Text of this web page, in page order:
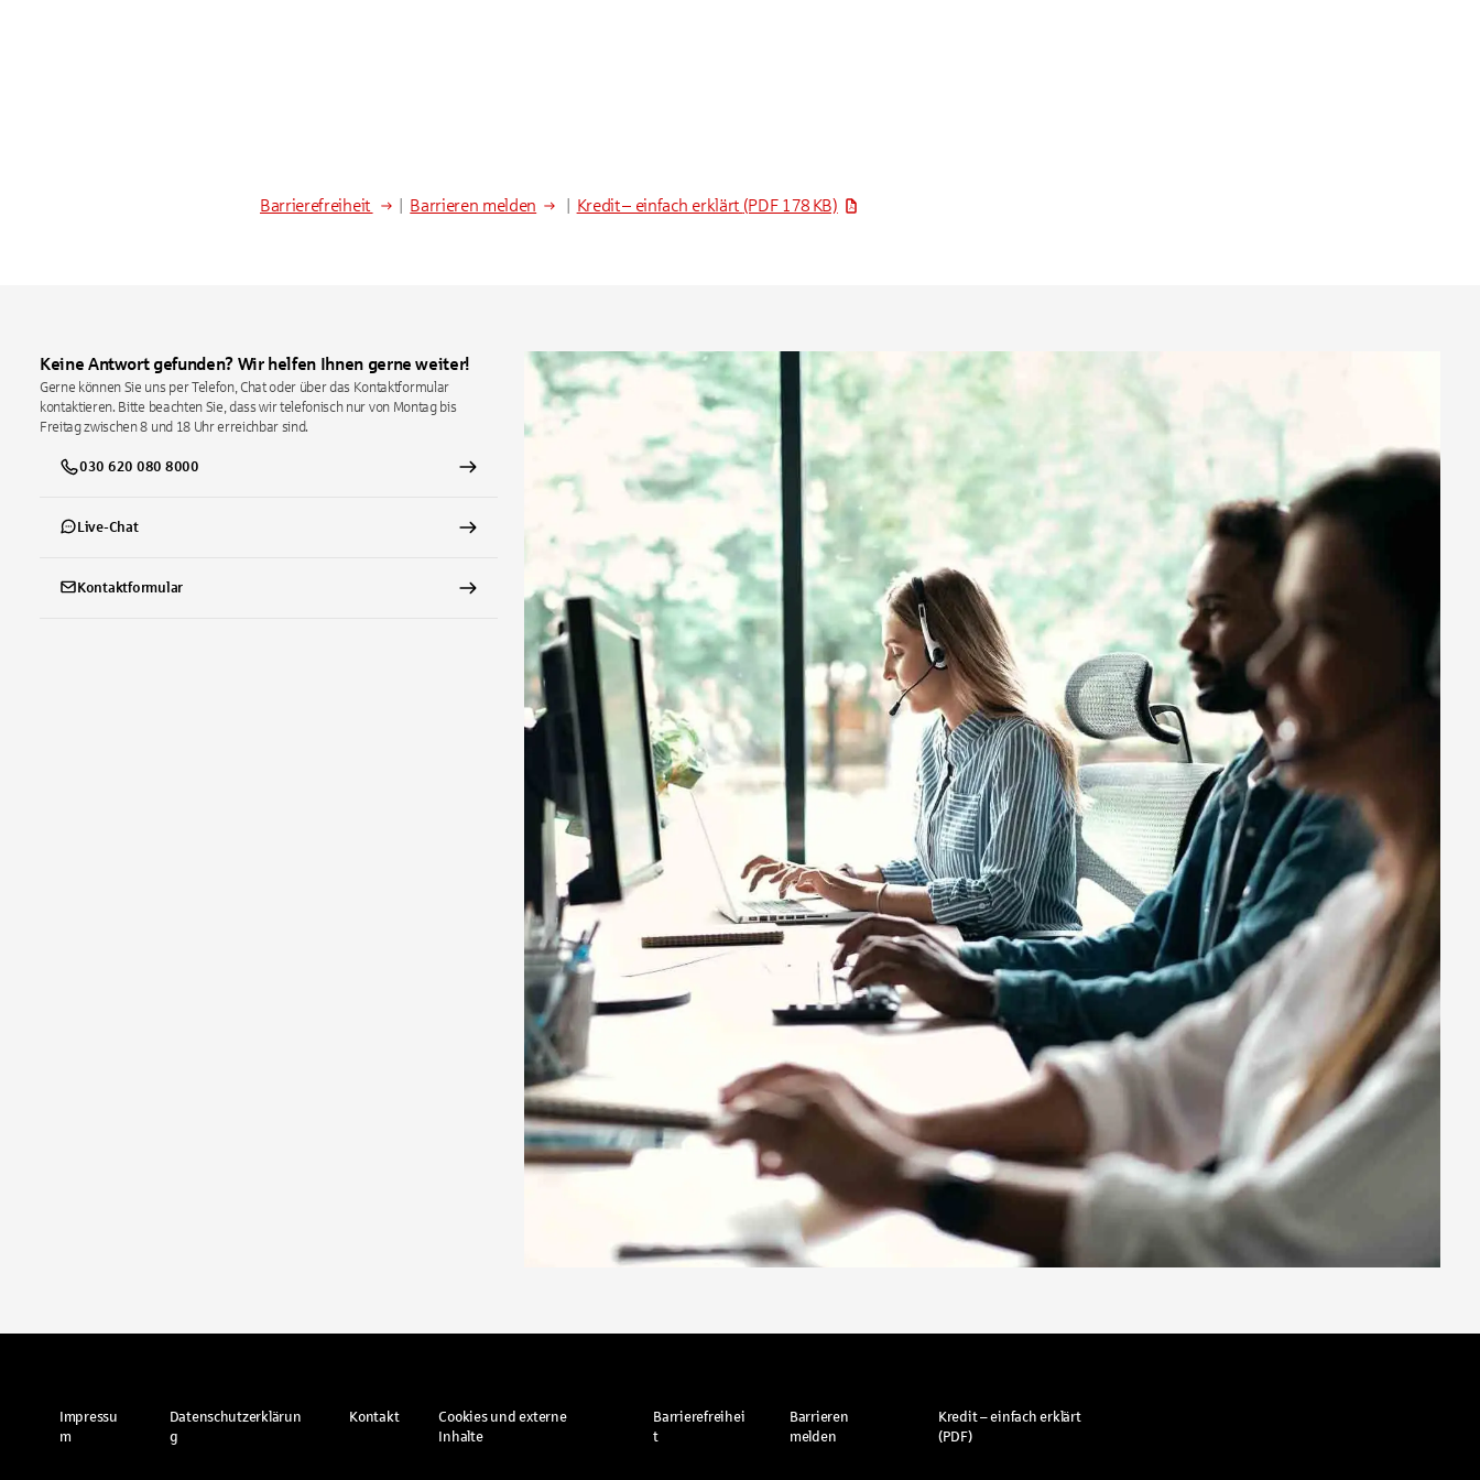
Barrierefreiheit Barrieren melden Kredit – einfach erklärt (PDF 178 KB)
Keine Antwort gefunden? Wir helfen Ihnen gerne weiter!
Gerne können Sie uns per Telefon, Chat oder über das Kontaktformular
kontaktieren. Bitte beachten Sie, dass wir telefonisch nur von Montag bis
Freitag zwischen 8 und 18 Uhr erreichbar sind.
030 620 080 8000
Live-Chat
Kontaktformular
Impressu
m
Datenschutzerklärun
g
Kontakt
Cookies und externe
Inhalte
Barrierefreihei
t
Barrieren
melden
Kredit – einfach erklärt
(PDF)